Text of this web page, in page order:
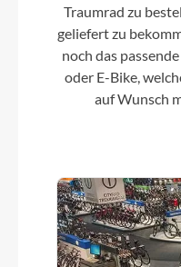
Fuxon FS-50,
Traumrad zu
geliefert zu
noch das
oder E-Bike,
auf Wunsch